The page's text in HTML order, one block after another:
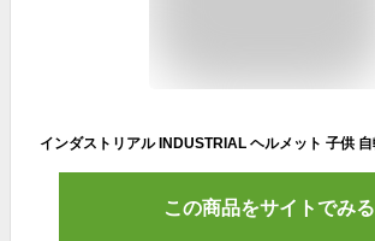
この商品をサイトでみる